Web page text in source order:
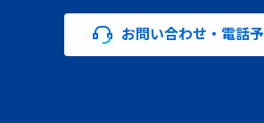
お問い合わせ・電話